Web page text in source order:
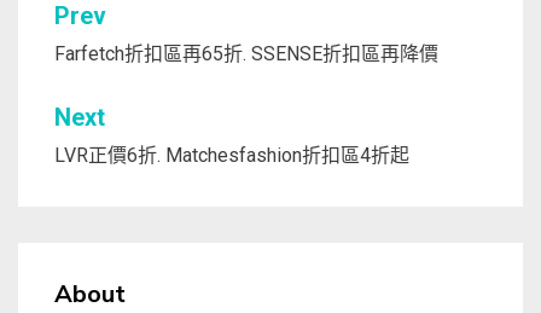
文
章
導
覽
Prev
Farfetch折扣區再65折. SSENSE折扣區再降價
Next
LVR正價6折. Matchesfashion折扣區4折起
About